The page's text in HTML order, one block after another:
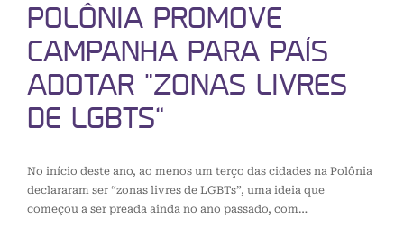
POLÔNIA PROMOVE
CAMPANHA PARA PAÍS
ADOTAR “ZONAS LIVRES
DE LGBTS”
No início deste ano, ao menos um terço das cidades na Polônia
declararam ser “zonas livres de LGBTs”, uma ideia que
começou a ser preada ainda no ano passado, com…